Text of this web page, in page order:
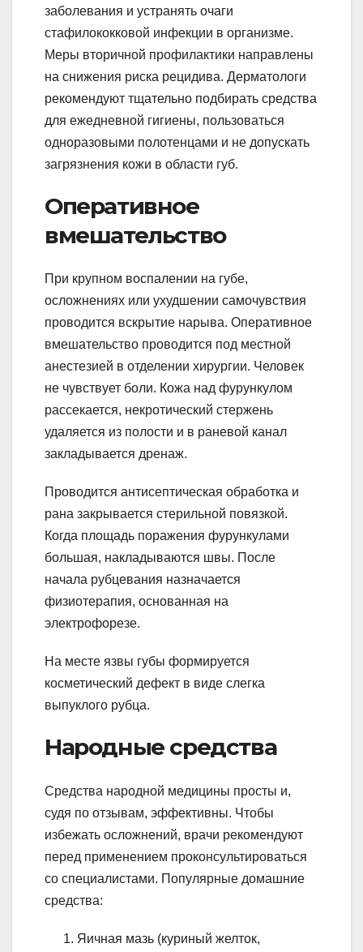
заболевания и устранять очаги
стафилококковой инфекции в организме.
Меры вторичной профилактики направлены
на снижения риска рецидива. Дерматологи
рекомендуют тщательно подбирать средства
для ежедневной гигиены, пользоваться
одноразовыми полотенцами и не допускать
загрязнения кожи в области губ.
Оперативное
вмешательство
При крупном воспалении на губе,
осложнениях или ухудшении самочувствия
проводится вскрытие нарыва. Оперативное
вмешательство проводится под местной
анестезией в отделении хирургии. Человек
не чувствует боли. Кожа над фурункулом
рассекается, некротический стержень
удаляется из полости и в раневой канал
закладывается дренаж.
Проводится антисептическая обработка и
рана закрывается стерильной повязкой.
Когда площадь поражения фурункулами
большая, накладываются швы. После
начала рубцевания назначается
физиотерапия, основанная на
электрофорезе.
На месте язвы губы формируется
косметический дефект в виде слегка
выпуклого рубца.
Народные средства
Средства народной медицины просты и,
судя по отзывам, эффективны. Чтобы
избежать осложнений, врачи рекомендуют
перед применением проконсультироваться
со специалистами. Популярные домашние
средства:
Яичная мазь (куриный желток,